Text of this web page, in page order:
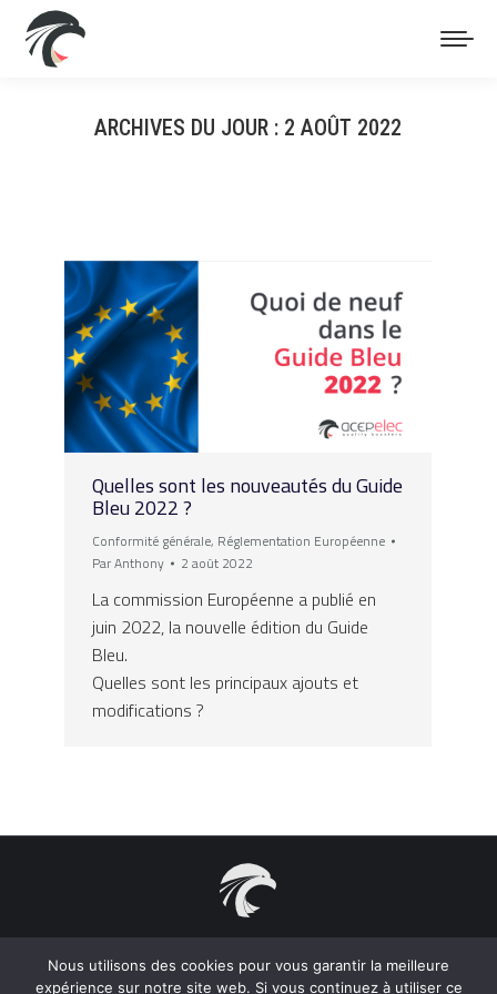
ARCHIVES DU JOUR : 2 AOÛT 2022
Quelles sont les nouveautés du Guide
Bleu 2022 ?
Conformité générale, Réglementation Européenne
ParAnthony 2 août 2022
La commission Européenne a publié en
juin 2022, la nouvelle édition du Guide
Bleu.
Quelles sont les principaux ajouts et
modifications ?
2021 Acepelec S.A.S. - Tous droits réservés 31, rue Chevalier
Paul, 83000 Toulon - France
Aide à la Certification des Produits Electriques. Support et
Nous utilisons des cookies pour vous garantir la meilleure
expérience sur notre site web. Si vous continuez à utiliser ce